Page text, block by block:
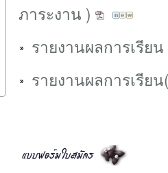
ภาระงาน )
รายงานผลการเรีย
รายงานผลการเรี